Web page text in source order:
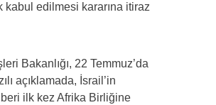
kabul edilmesi kararına itiraz
Bakanlığı, 22 Temmuz’da
açıklamada, İsrail’in
beri ilk kez Afrika Birliğine